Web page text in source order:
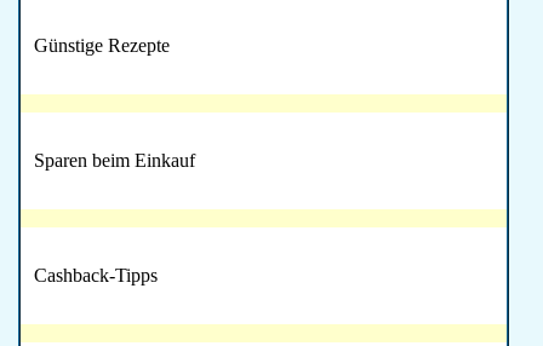
Günstige Rezepte
Sparen beim Einkauf
Cashback-Tipps